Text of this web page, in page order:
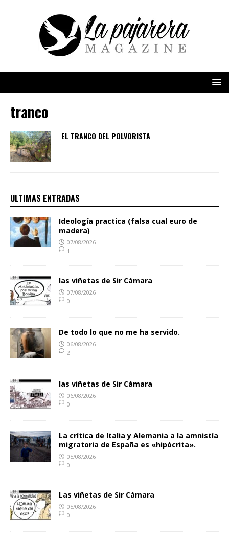
tranco
EL TRANCO DEL POLVORISTA
ULTIMAS ENTRADAS
Ideología practica (falsa cual euro de
madera)
07/08/2026
1
las viñetas de Sir Cámara
07/08/2026
0
De todo lo que no me ha servido.
06/08/2026
2
las viñetas de Sir Cámara
06/08/2026
0
La crítica de Italia y Alemania a la amnistía
migratoria de España es «hipócrita».
05/08/2026
0
Las viñetas de Sir Cámara
05/08/2026
0